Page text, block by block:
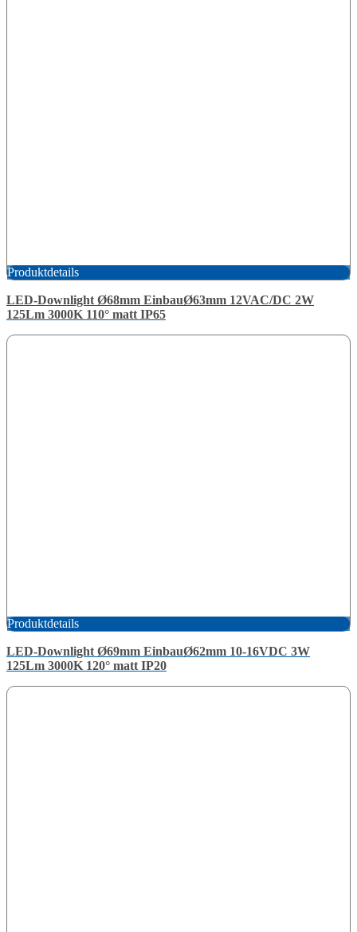
Produktdetails
LED-Downlight Ø68mm EinbauØ63mm 12VAC/DC 2W
125Lm 3000K 110° matt IP65
Produktdetails
LED-Downlight Ø69mm EinbauØ62mm 10-16VDC 3W
125Lm 3000K 120° matt IP20